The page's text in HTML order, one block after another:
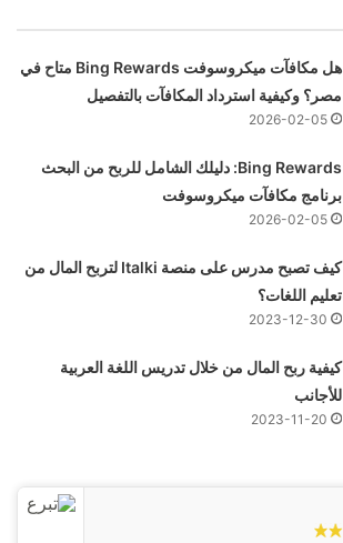
هل مكافآت ميكروسوفت Bing Rewards متاح في
مصر؟ وكيفية استرداد المكافآت بالتفصيل
2026-02-05
Bing Rewards: دليلك الشامل للربح من البحث
برنامج مكافآت ميكروسوفت
2026-02-05
كيف تصبح مدرس على منصة Italki لتربح المال من
تعليم اللغات؟
2023-12-30
كيفية ربح المال من خلال تدريس اللغة العربية
للأجانب
2023-11-20